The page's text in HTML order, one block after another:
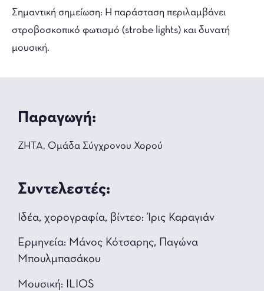
Σημαντική σημείωση: Η παράσταση περιλαμβάνει
στροβοσκοπικό φωτισμό (strobe lights) και δυνατή
μουσική.
Παραγωγή:
ΖΗΤΑ, Ομάδα Σύγχρονου Χορού
Συντελεστές:
Ιδέα, χορογραφία, βίντεο: Ίρις Καραγιάν
Ερμηνεία: Μάνος Κότσαρης, Παγώνα
Μπουλμπασάκου
Μουσική: ILIOS